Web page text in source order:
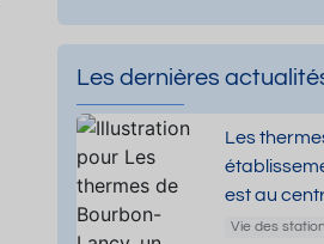
Les dernières
Les
est au
Vie des